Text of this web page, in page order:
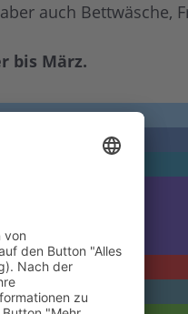
auch Bettwäsche,
bis März.